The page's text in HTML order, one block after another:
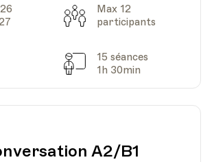
Heure
19.00
Place Emile Gardaz 5, Echallens
Capacité
Max 12
participants
Séances
15 séances
1h 30min
A2/B1